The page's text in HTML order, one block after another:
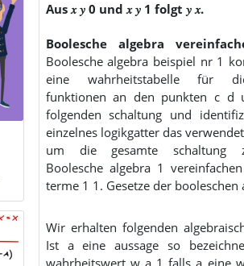
Aus 𝑥 𝑦 0 und 𝑥 𝑦 1 folgt 𝑦 𝑥.
Boolesche algebra
Boolesche algebra beispiel nr 1
eine wahrheitstabelle für
funktionen an den punkten c d
folgenden schaltung und
einzelnes logikgatter das
um die gesamte schaltung
Boolesche algebra 1
terme 1 1. Gesetze der
Wir erhalten folgenden
Ist a eine aussage so
wahrheitswert w a 1 falls a eine